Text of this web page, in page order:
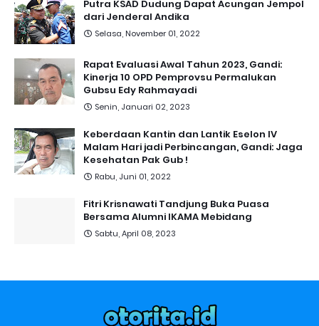
Putra KSAD Dudung Dapat Acungan Jempol
dari Jenderal Andika
Selasa, November 01, 2022
Rapat Evaluasi Awal Tahun 2023, Gandi:
Kinerja 10 OPD Pemprovsu Permalukan
Gubsu Edy Rahmayadi
Senin, Januari 02, 2023
Keberdaan Kantin dan Lantik Eselon IV
Malam Hari jadi Perbincangan, Gandi: Jaga
Kesehatan Pak Gub !
Rabu, Juni 01, 2022
Fitri Krisnawati Tandjung Buka Puasa
Bersama Alumni IKAMA Mebidang
Sabtu, April 08, 2023